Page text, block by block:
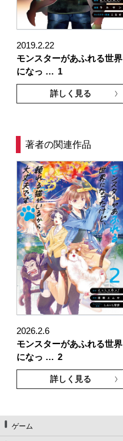
2019.2.22
モンスターがあふれる世界
になっ … 1
詳しく見る
著者の関連作品
2026.2.6
モンスターがあふれる世界
になっ … 2
詳しく見る
ゲーム